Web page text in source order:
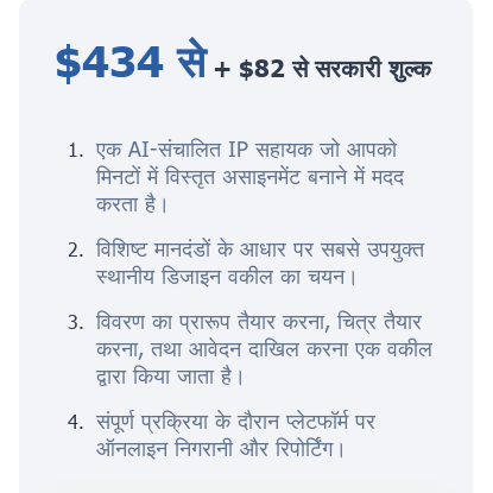
$434 से + $82 से सरकारी शुल्क
एक AI-संचालित IP सहायक जो आपको
मिनटों में विस्तृत असाइनमेंट बनाने में मदद
करता है।
विशिष्ट मानदंडों के आधार पर सबसे उपयुक्त
स्थानीय डिजाइन वकील का चयन।
विवरण का प्रारूप तैयार करना, चित्र तैयार
करना, तथा आवेदन दाखिल करना एक वकील
द्वारा किया जाता है।
संपूर्ण प्रक्रिया के दौरान प्लेटफॉर्म पर
ऑनलाइन निगरानी और रिपोर्टिंग।